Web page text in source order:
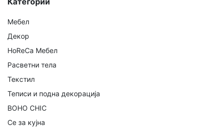
Мебел
Декор
HoReCa Мебел
Расветни тела
Текстил
Теписи и подна декорација
BOHO CHIC
Се за кујна